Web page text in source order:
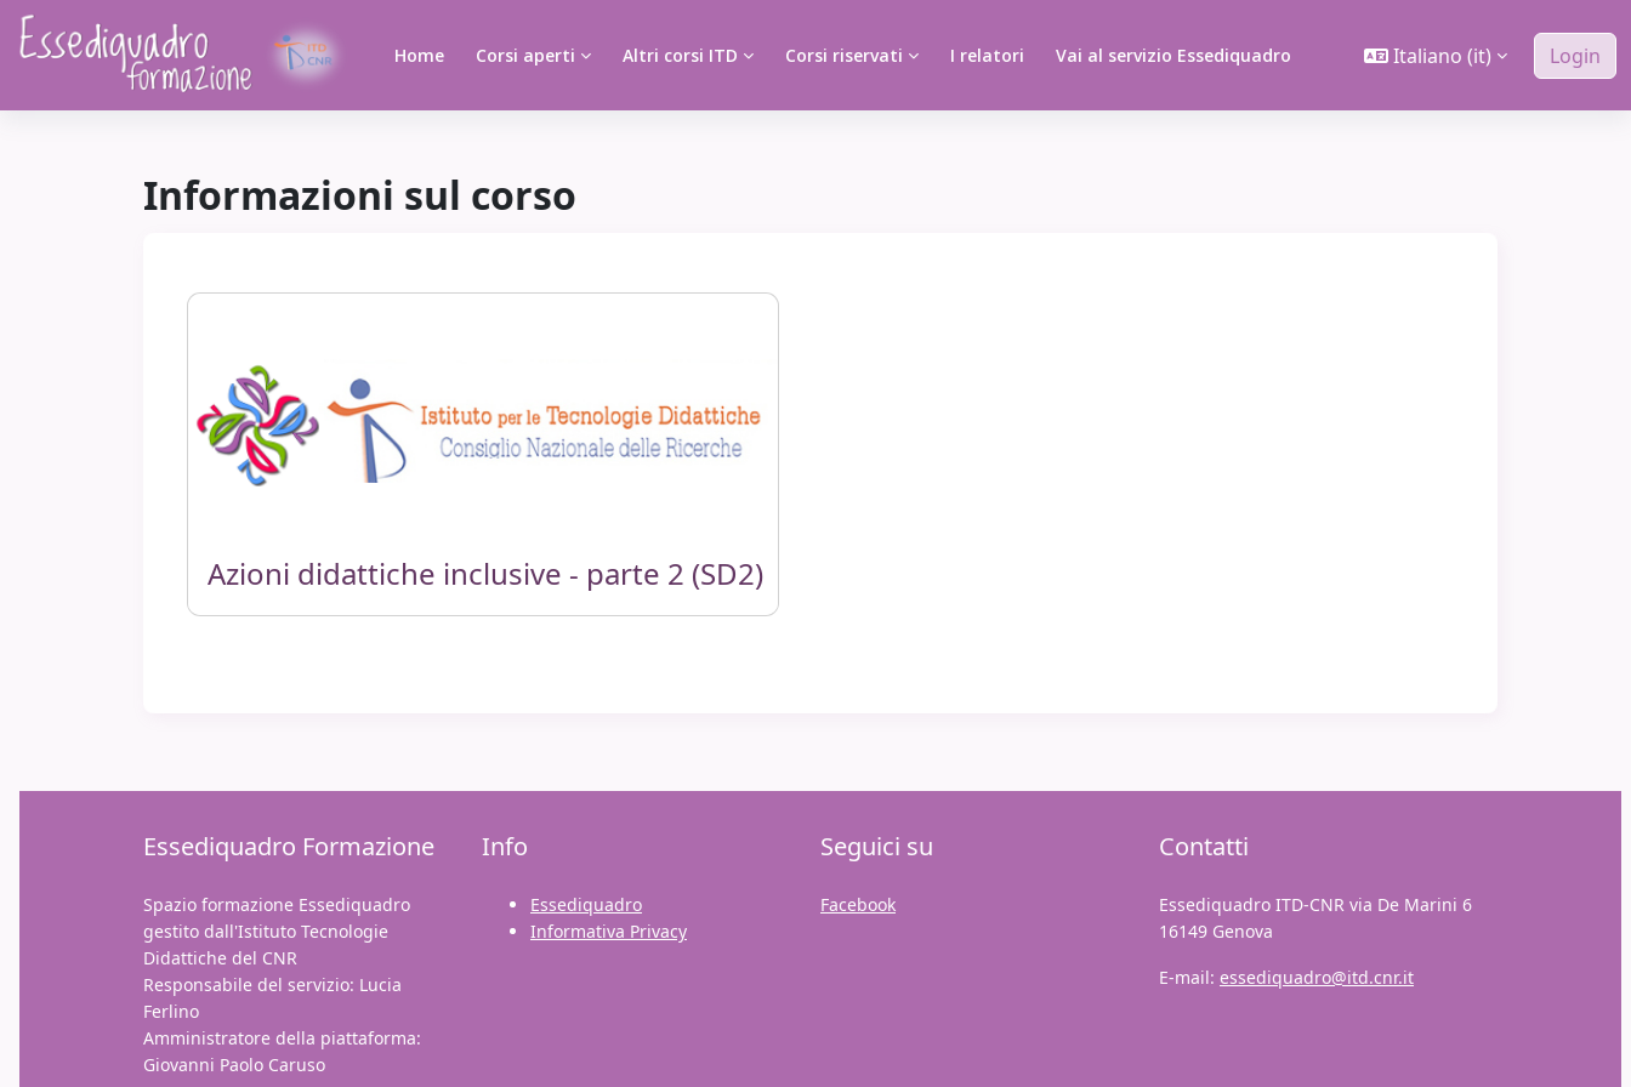
Vai al contenuto principale
Home Corsi aperti Altri corsi ITD Corsi riservati I relatori Vai al servizio Essediquadro Italiano ‎(it)‎ Login
Informazioni sul corso
Azioni didattiche inclusive - parte 2 (SD2)
Azioni didattiche inclusive - parte 2 (SD2)
Essediquadro Formazione
Spazio formazione Essediquadro
gestito dall'Istituto Tecnologie
Didattiche del CNR
Responsabile del servizio: Lucia
Ferlino
Amministratore della piattaforma:
Giovanni Paolo Caruso
Info
Essediquadro
Informativa Privacy
Seguici su
Facebook
Contatti
Essediquadro ITD-CNR via De Marini 6
16149 Genova
E-mail: essediquadro@itd.cnr.it